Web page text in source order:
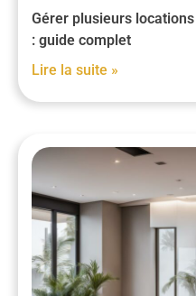
Gérer plusieurs
: guide complet
Lire la suite »